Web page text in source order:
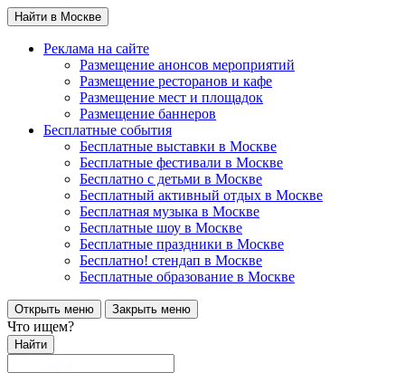
Найти в Москве
Реклама на сайте
Размещение анонсов мероприятий
Размещение ресторанов и кафе
Размещение мест и площадок
Размещение баннеров
Бесплатные события
Бесплатные выставки в Москве
Бесплатные фестивали в Москве
Бесплатно с детьми в Москве
Бесплатный активный отдых в Москве
Бесплатная музыка в Москве
Бесплатные шоу в Москве
Бесплатные праздники в Москве
Бесплатно! стендап в Москве
Бесплатные образование в Москве
Открыть меню Закрыть меню
Что ищем?
Найти